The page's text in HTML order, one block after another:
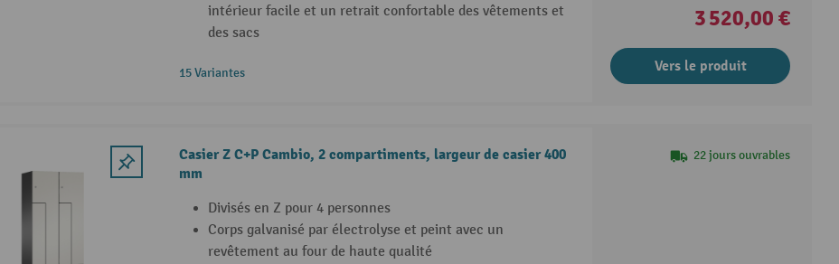
intérieur facile et un retrait confortable des vêtements et
des sacs
15 Variantes
3 520,00 €
Vers le produit
Casier Z C+P Cambio, 2 compartiments, largeur de casier 400
mm
Divisés en Z pour 4 personnes
Corps galvanisé par électrolyse et peint avec un
revêtement au four de haute qualité
22 jours ouvrables